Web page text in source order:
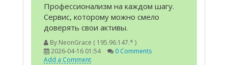
Профессионализм на каждом шагу.
Сервис, которому можно смело
доверять свои активы.
By NeonGrace ( 195.96.147.* )
2026-04-16 01:54
0 Comments
Add a Comment